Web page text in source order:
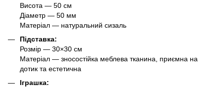
Висота — 50 см
Діаметр — 50 мм
Матеріал — натуральний сизаль
Підставка:
Розмір — 30×30 см
Матеріал — зносостійка меблева тканина, приємна на
дотик та естетична
Іграшка: